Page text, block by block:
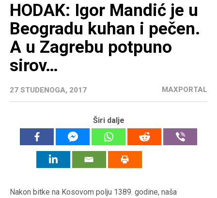
HODAK: Igor Mandić je u
Beogradu kuhan i pečen.
A u Zagrebu potpuno
sirov…
27 STUDENOGA, 2017 MAXPORTAL
Širi dalje
Nakon bitke na Kosovom polju 1389. godine, naša